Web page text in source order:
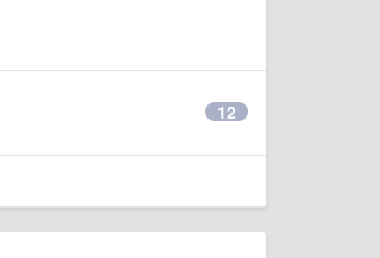
12